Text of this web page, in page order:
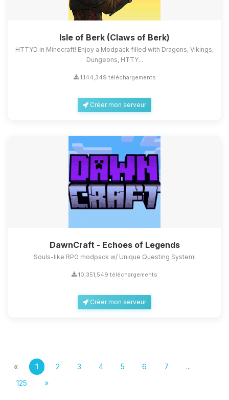
Isle of Berk (Claws of Berk)
HTTYD in Minecraft! Enjoy a Modpack filled with Dragons, Vikings,
Dungeons, HTTY...
1,144,349 téléchargements
Créer mon serveur
DawnCraft - Echoes of Legends
Souls-like RPG modpack w/ Unique Questing System!
10,351,549 téléchargements
Créer mon serveur
« 1 2 3 4 5 6 7
...
125
»